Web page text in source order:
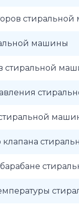
машины
стиральной
клапана